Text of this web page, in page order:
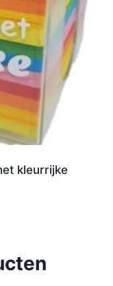
kleurrijke